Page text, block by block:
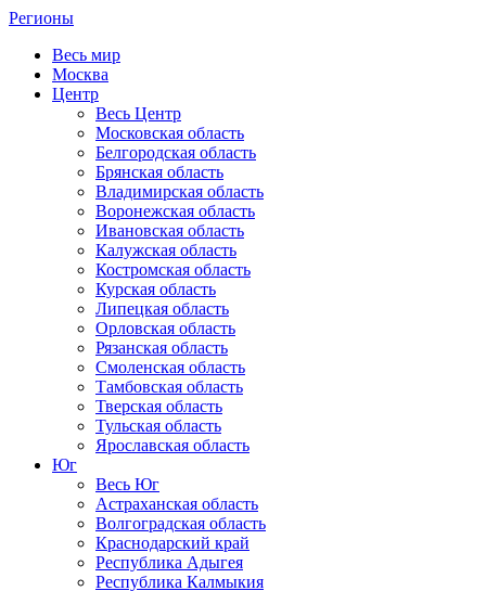
Регионы
Весь мир
Москва
Центр
Весь Центр
Московская область
Белгородская область
Брянская область
Владимирская область
Воронежская область
Ивановская область
Калужская область
Костромская область
Курская область
Липецкая область
Орловская область
Рязанская область
Смоленская область
Тамбовская область
Тверская область
Тульская область
Ярославская область
Юг
Весь Юг
Астраханская область
Волгоградская область
Краснодарский край
Республика Адыгея
Республика Калмыкия